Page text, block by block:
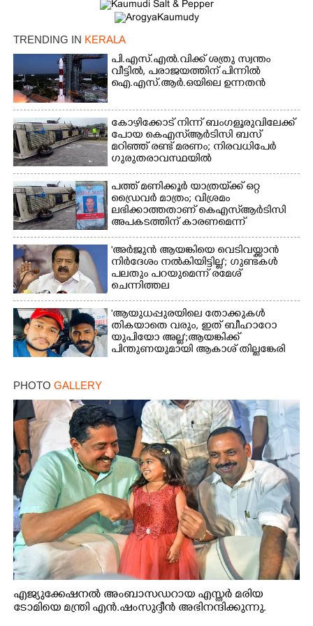
TRENDING IN KERALA
പി.എസ്.എൽ.വിക്ക് ശത്രു സ്വന്തം
വീട്ടിൽ,​ പരാജയത്തിന് പിന്നിൽ
ഐ.എസ്.ആർ.ഒയിലെ ഉന്നതൻ
കോഴിക്കോട് നിന്ന് ബംഗളൂരുവിലേക്ക്
പോയ കെഎസ്‌ആർടിസി ബസ്
മറിഞ്ഞ് രണ്ട് മരണം; നിരവധിപേർ
ഗുരുതരാവസ്ഥയിൽ
പത്ത് മണിക്കൂർ യാത്രയ്‌ക്ക് ഒറ്റ
ഡ്രൈവർ മാത്രം; വിശ്രമം
ലഭിക്കാത്തതാണ് കെഎസ്‌ആർടിസി
അപകടത്തിന് കാരണമെന്ന്
വിമർശനം
'അർജുൻ ആയങ്കിയെ വെടിവയ്ക്കാൻ
നിർദേശം നൽകിയിട്ടില്ല'; ഗുണ്ടകൾ
പലതും പറയുമെന്ന് രമേശ്
ചെന്നിത്തല
'ആയുധപ്പുരയിലെ തോക്കുകൾ
തികയാതെ വരും, ഇത് ബീഹാറോ
യുപിയോ അല്ല';ആയങ്കിക്ക്
പിന്തുണയുമായി ആകാശ് തില്ലങ്കേരി
PHOTO GALLERY
എജ്യുക്കേഷനൽ അംബാസഡറായ എസ്തർ മരിയ
ടോമിയെ മന്ത്രി എൻ.ഷംസുദ്ദീൻ അഭിനന്ദിക്കുന്നു.